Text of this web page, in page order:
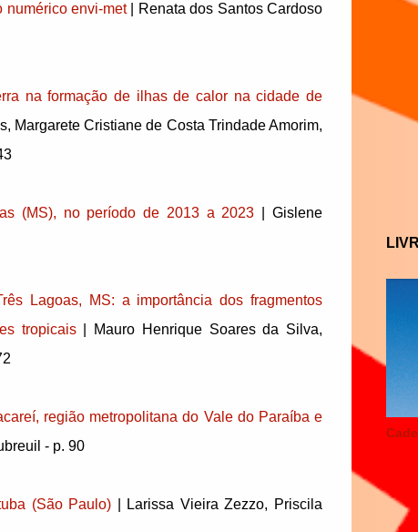
numérico envi-met| Renata dos Santos Cardoso
na formação de ilhas de calor na cidade de
Margarete Cristiane de Costa Trindade Amorim,
(MS), no período de 2013 a 2023 | Gislene
Lagoas, MS: a importância dos fragmentos
tropicais| Mauro Henrique Soares da Silva,
região metropolitana do Vale do Paraíba e
- p. 90
(São Paulo) | Larissa Vieira Zezzo, Priscila